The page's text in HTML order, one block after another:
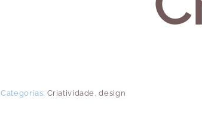
Categorias: Criatividade ,design